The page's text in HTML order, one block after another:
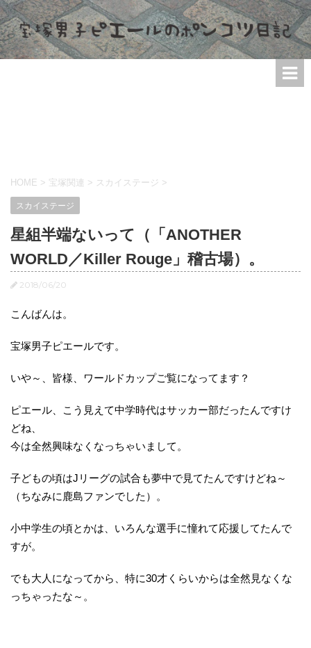
HOME > 宝塚関連 > スカイステージ >
スカイステージ
星組半端ないって（「ANOTHER
WORLD／Killer Rouge」稽古場）。
2018/06/20
こんばんは。
宝塚男子ピエールです。
いや～、皆様、ワールドカップご覧になってます？
ピエール、こう見えて中学時代はサッカー部だったんですけ
どね、
今は全然興味なくなっちゃいまして。
子どもの頃はJリーグの試合も夢中で見てたんですけどね～
（ちなみに鹿島ファンでした）。
小中学生の頃とかは、いろんな選手に憧れて応援してたんで
すが。
でも大人になってから、特に30才くらいからは全然見なくな
っちゃったな～。